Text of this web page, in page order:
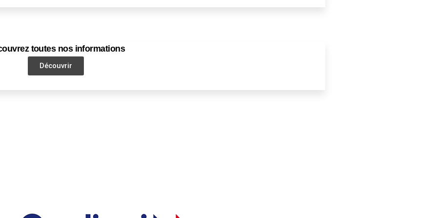
toutes nos informations
Découvrir